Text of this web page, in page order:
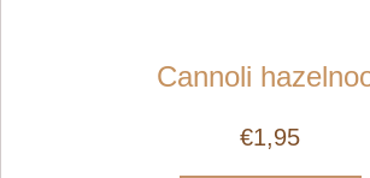
Cannoli
€1,95